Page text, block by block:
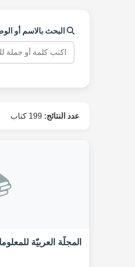
البحث بالاسم أو
عدد النتائج:
المجلّة العربيّة